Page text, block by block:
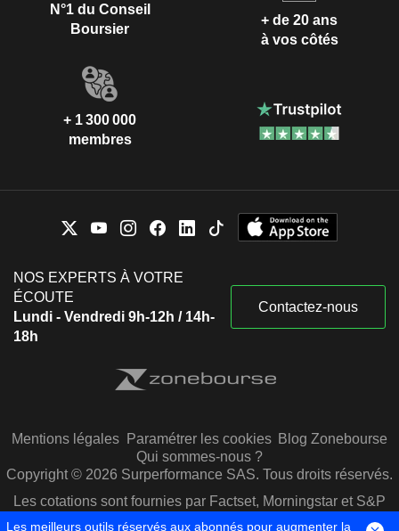
N°1 du Conseil
Boursier
+ de 20 ans
à vos côtés
+ 1 300 000
membres
NOS EXPERTS À VOTRE
ÉCOUTE
Lundi - Vendredi 9h-12h / 14h-
18h
Contactez-nous
Mentions légales Paramétrer les cookies Blog Zonebourse
Qui sommes-nous ?
Copyright © 2026 Surperformance SAS. Tous droits réservés.
Les cotations sont fournies par Factset, Morningstar et S&P
Capital IQ
Les meilleurs outils réservés aux abonnés pour augmenter la